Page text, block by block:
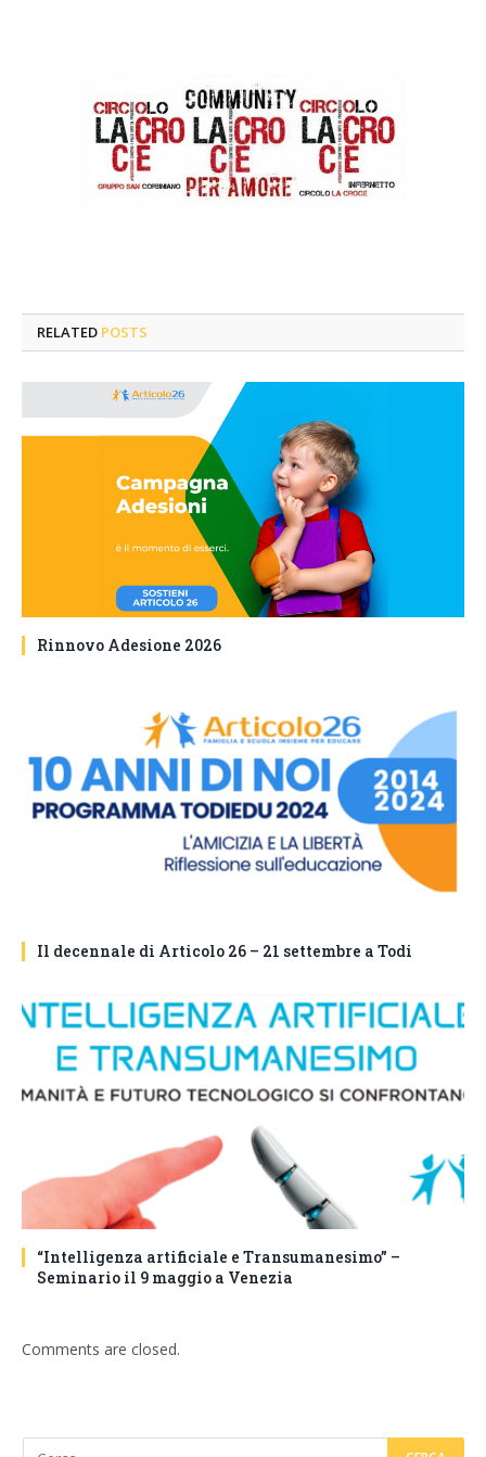
RELATED POSTS
Rinnovo Adesione 2026
Il decennale di Articolo 26 – 21 settembre a Todi
“Intelligenza artificiale e Transumanesimo” –
Seminario il 9 maggio a Venezia
Comments are closed.